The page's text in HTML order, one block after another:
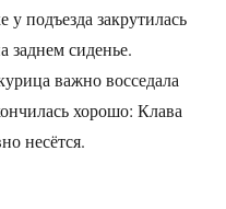
у подъезда закрутилась
заднем сиденье.
важно восседала
хорошо: Клава
несётся.